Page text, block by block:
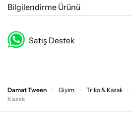
Bilgilendirme Ürünü
Satış Destek
Damat Tween Giyim Triko & Kazak
Kazak